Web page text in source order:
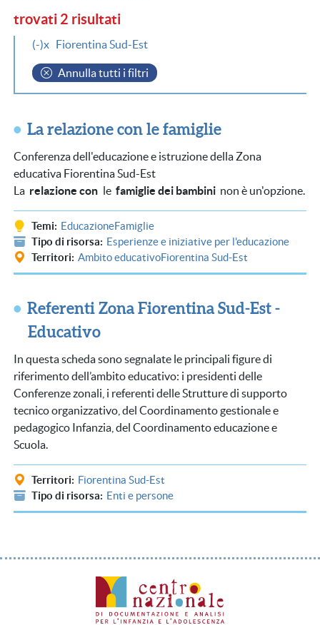
trovati 2 risultati
(-) Fiorentina Sud-Est
Annulla tutti i filtri
La relazione con le famiglie
Conferenza dell'educazione e istruzione della Zona
educativa Fiorentina Sud-Est
La relazione con le famiglie dei bambini non è un'opzione.
Temi EducazioneFamiglie
Tipo di risorsa
Esperienze e iniziative per l'educazione
Territori Ambito educativoFiorentina Sud-Est
Referenti Zona Fiorentina Sud-Est -
Educativo
In questa scheda sono segnalate le principali figure di
riferimento dell’ambito educativo: i presidenti delle
Conferenze zonali, i referenti delle Strutture di supporto
tecnico organizzativo, del Coordinamento gestionale e
pedagogico Infanzia, del Coordinamento educazione e
Scuola.
Territori
Fiorentina Sud-Est
Tipo di risorsa
Enti e persone